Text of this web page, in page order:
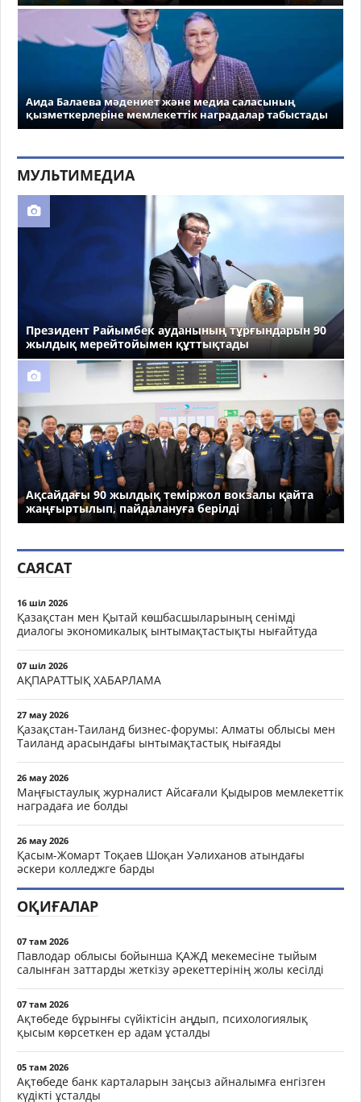
Аида Балаева мәдениет және медиа саласының
қызметкерлеріне мемлекеттік наградалар табыстады
МУЛЬТИМЕДИА
Президент Райымбек ауданының тұрғындарын 90
жылдық мерейтойымен құттықтады
Ақсайдағы 90 жылдық теміржол вокзалы қайта
жаңғыртылып, пайдалануға берілді
САЯСАТ
16 шіл 2026
Қазақстан мен Қытай көшбасшыларының сенімді
диалогы экономикалық ынтымақтастықты нығайтуда
07 шіл 2026
АҚПАРАТТЫҚ ХАБАРЛАМА
27 мау 2026
Қазақстан-Таиланд бизнес-форумы: Алматы облысы мен
Таиланд арасындағы ынтымақтастық нығаяды
26 мау 2026
Маңғыстаулық журналист Айсағали Қыдыров мемлекеттік
наградаға ие болды
26 мау 2026
Қасым-Жомарт Тоқаев Шоқан Уәлиханов атындағы
әскери колледжге барды
ОҚИҒАЛАР
07 там 2026
Павлодар облысы бойынша ҚАЖД мекемесіне тыйым
салынған заттарды жеткізу әрекеттерінің жолы кесілді
07 там 2026
Ақтөбеде бұрынғы сүйіктісін аңдып, психологиялық
қысым көрсеткен ер адам ұсталды
05 там 2026
Ақтөбеде банк карталарын заңсыз айналымға енгізген
күдікті ұсталды